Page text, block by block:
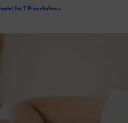
Ini 7 Penyebabnya